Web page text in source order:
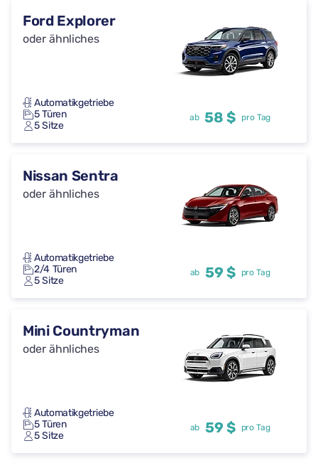
Ford Explorer
oder ähnliches
Automatikgetriebe
5 Türen
5 Sitze
ab 58 $ pro Tag
Nissan Sentra
oder ähnliches
Automatikgetriebe
2/4 Türen
5 Sitze
ab 59 $ pro Tag
Mini Countryman
oder ähnliches
Automatikgetriebe
5 Türen
5 Sitze
ab 59 $ pro Tag